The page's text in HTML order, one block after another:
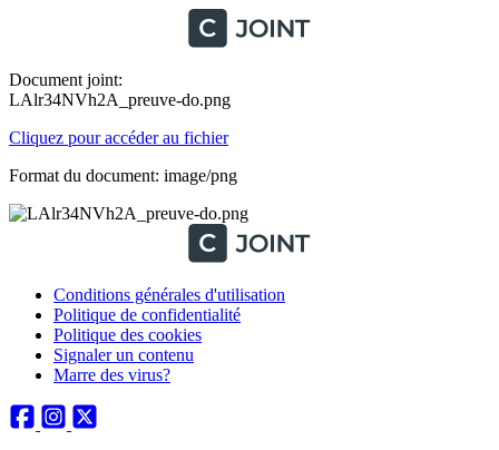
Document joint:
LAlr34NVh2A_preuve-do.png
Cliquez pour accéder au fichier
Format du document: image/png
Conditions générales d'utilisation
Politique de confidentialité
Politique des cookies
Signaler un contenu
Marre des virus?